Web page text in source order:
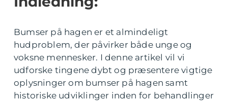
Bumser på hagen er et almindeligt
hudproblem, der påvirker både unge og
voksne mennesker. I denne artikel vil vi
udforske tingene dybt og præsentere vigtige
oplysninger om bumser på hagen samt
historiske udviklinger inden for behandlinger